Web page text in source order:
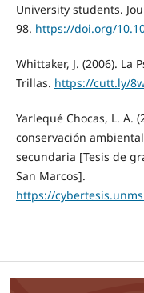
University students.
98. https://doi.org/
Whittaker, J. (2006). La
Trillas. https://cutt.ly/
Yarlequé Chocas, L. A.
conservación
secundaria [Tesis de
San Marcos].
https://